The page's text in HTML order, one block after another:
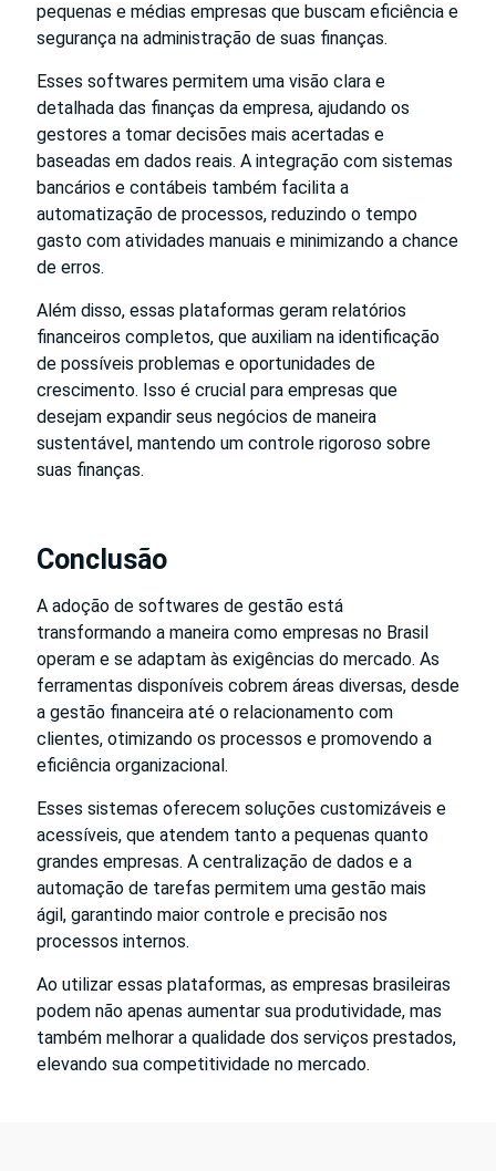
pequenas e médias empresas que buscam eficiência e
segurança na administração de suas finanças.
Esses softwares permitem uma visão clara e
detalhada das finanças da empresa, ajudando os
gestores a tomar decisões mais acertadas e
baseadas em dados reais. A integração com sistemas
bancários e contábeis também facilita a
automatização de processos, reduzindo o tempo
gasto com atividades manuais e minimizando a chance
de erros.
Além disso, essas plataformas geram relatórios
financeiros completos, que auxiliam na identificação
de possíveis problemas e oportunidades de
crescimento. Isso é crucial para empresas que
desejam expandir seus negócios de maneira
sustentável, mantendo um controle rigoroso sobre
suas finanças.
Conclusão
A adoção de softwares de gestão está
transformando a maneira como empresas no Brasil
operam e se adaptam às exigências do mercado. As
ferramentas disponíveis cobrem áreas diversas, desde
a gestão financeira até o relacionamento com
clientes, otimizando os processos e promovendo a
eficiência organizacional.
Esses sistemas oferecem soluções customizáveis e
acessíveis, que atendem tanto a pequenas quanto
grandes empresas. A centralização de dados e a
automação de tarefas permitem uma gestão mais
ágil, garantindo maior controle e precisão nos
processos internos.
Ao utilizar essas plataformas, as empresas brasileiras
podem não apenas aumentar sua produtividade, mas
também melhorar a qualidade dos serviços prestados,
elevando sua competitividade no mercado.